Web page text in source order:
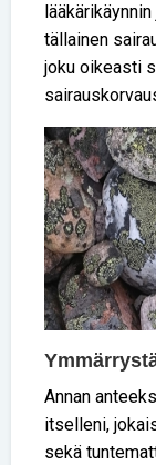
tällainen
joku oikeasti
Annan
itselleni,
sekä